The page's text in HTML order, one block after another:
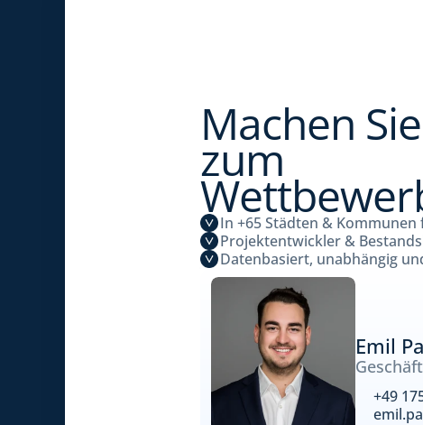
Machen
zum
In +65 Städten &
Projektentwickler &
Datenbasiert, unabhängig
Emil
+49